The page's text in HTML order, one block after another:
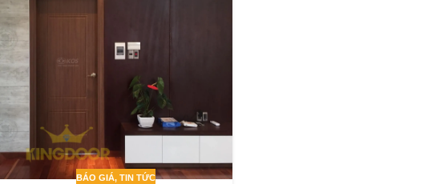
BÁO GIÁ,TIN TỨC